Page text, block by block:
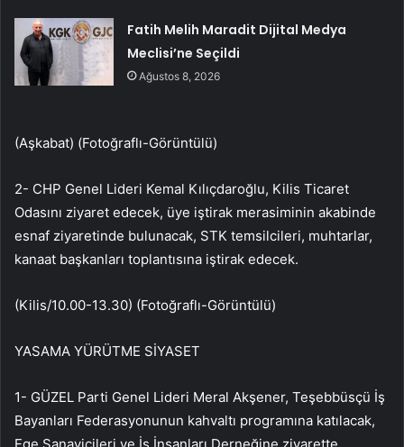
Fatih Melih Maradit Dijital Medya
Meclisi’ne Seçildi
Ağustos 8, 2026
(Aşkabat) (Fotoğraflı-Görüntülü)
2- CHP Genel Lideri Kemal Kılıçdaroğlu, Kilis Ticaret
Odasını ziyaret edecek, üye iştirak merasiminin akabinde
esnaf ziyaretinde bulunacak, STK temsilcileri, muhtarlar,
kanaat başkanları toplantısına iştirak edecek.
(Kilis/10.00-13.30) (Fotoğraflı-Görüntülü)
YASAMA YÜRÜTME SİYASET
1- GÜZEL Parti Genel Lideri Meral Akşener, Teşebbüsçü İş
Bayanları Federasyonunun kahvaltı programına katılacak,